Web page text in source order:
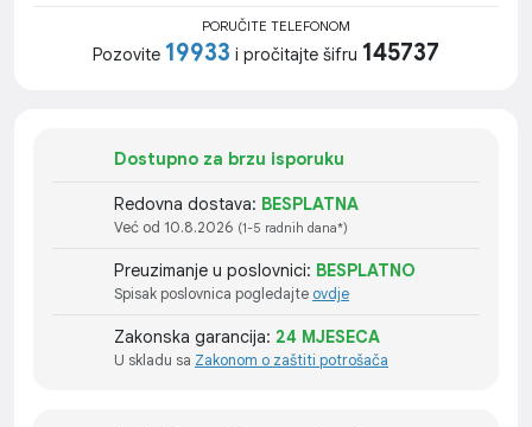
PORUČITE TELEFONOM
Pozovite 19933 i pročitajte šifru 145737
Dostupno za brzu isporuku
Redovna dostava: BESPLATNA
Već od 10.8.2026 (1-5 radnih dana*)
Preuzimanje u poslovnici: BESPLATNO
Spisak poslovnica pogledajte ovdje
Zakonska garancija: 24 MJESECA
U skladu sa Zakonom o zaštiti potrošača